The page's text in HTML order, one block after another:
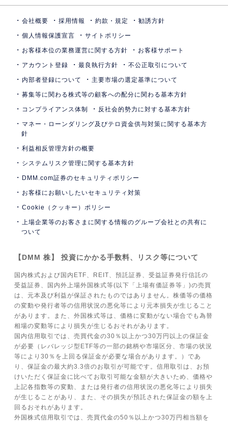
会社概要 採用情報 約款・規定 勧誘方針
個人情報保護宣言 サイトポリシー
お客様本位の業務運営に関する方針 お客様サポート
アカウント登録 最良執行方針 不公正取引について
内部者登録について 主要市場の選定基準について
募集等に関わる株式等の顧客への配分に関わる基本方針
コンプライアンス体制 反社会的勢力に対する基本方針
マネー・ローンダリング及びテロ資金供与対策に関する基本方
針
利益相反管理方針の概要
システムリスク管理に関する基本方針
DMM.com証券のセキュリティポリシー
お客様にお願いしたいセキュリティ対策
Cookie（クッキー）ポリシー
上場企業等のお客さまに関する情報のグループ会社との共有に
ついて
【DMM 株】 投資にかかる手数料、リスク等について
国内株式および国内ETF、REIT、預託証券、受益証券発行信託の
受益証券、国内外上場外国株式等(以下「上場有価証券等」)の売買
は、元本及び利益が保証されたものではありません。株価等の価格
の変動や発行者等の信用状況の悪化等により元本損失が生じること
があります。また、外国株式等は、価格に変動がない場合でも為替
相場の変動等により損失が生じるおそれがあります。
国内信用取引では、売買代金の30％以上かつ30万円以上の保証金
が必要（レバレッジ型ETF等の一部の銘柄や市場区分、市場の状況
等により30％を上回る保証金が必要な場合があります。）であ
り、保証金の最大約3.3倍のお取引が可能です。信用取引は、お預
けいただく保証金に比べてお取引可能な金額が大きいため、価格や
上記各指数等の変動、または発行者の信用状況の悪化等により損失
が生じることがあり、また、その損失が預託された保証金の額を上
回るおそれがあります。
外国株式信用取引では、売買代金の50％以上かつ30万円相当額を